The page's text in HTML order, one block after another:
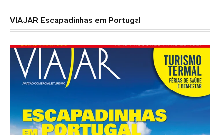
VIAJAR Escapadinhas em Portugal